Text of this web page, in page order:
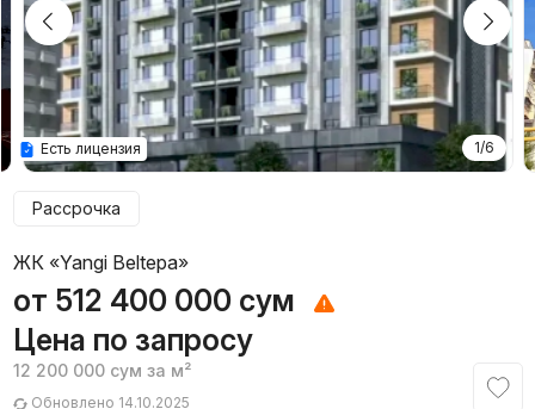
1/6
Есть лицензия
Рассрочка
ЖК «Yangi Beltepa»
от 512 400 000 сум
Цена по запросу
12 200 000 сум за м²
Обновлено 14.10.2025